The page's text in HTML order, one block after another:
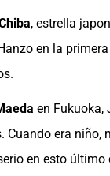
, estrella
en la
en Fukuoka,
Cuando era
en esto